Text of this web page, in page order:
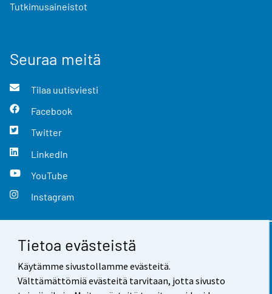
Tietoa evästeistä
Käytämme sivustollamme evästeitä.
Välttämättömiä evästeitä tarvitaan, jotta sivusto
Tutkimusaineistot
Seuraa meitä
Tilaa uutisviesti
Facebook
Twitter
LinkedIn
YouTube
Instagram
Yhteystiedot
Palaute